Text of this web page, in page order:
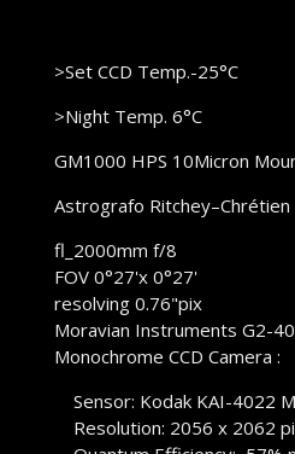
>Set CCD Temp.-25°C
>Night Temp. 6°C
GM1000 HPS 10Micron
Astrografo Ritchey–Chrétien
fl_2000mm f/8
FOV 0°27'x 0°27'
resolving 0.76"pix
Moravian Instruments G2-
Monochrome CCD Camera :
Sensor: Kodak KAI-4022
Resolution: 2056 x 2062